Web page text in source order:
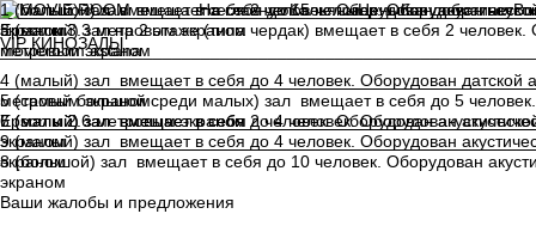
3 (малый) зал на 2 этаже (типа чердак) вмещает в себя 2
метровым экраном
VIP КИНОЗАЛЫ
На главнуюКальяныЦеныКак добраться
1 (большой) зал вмещает в себя до 15 человек. Оборудован
Epson и 3.3 метровым экраном
2 (малый) зал вмещает в себя 2 человек. Оборудован
экраном
movieroom.astana
5 (самый большой среди малых) зал вмещает в себя до 5
Epson и 2.6 метровым экраном
4 (малый) зал вмещает в себя до 4 человек. Оборудован датской
метровым экраном
6 (малый) зал вмещает в себя до 4 человек. Оборудован
9 (малый) зал вмещает в себя до 4 человек. Оборудован
экраном
7 (малый) зал вмещает в себя 2 человек. Оборудован
экраном
8 (большой) зал вмещает в себя до 10 человек. Оборудован
экраном
Ваши жалобы и предложения